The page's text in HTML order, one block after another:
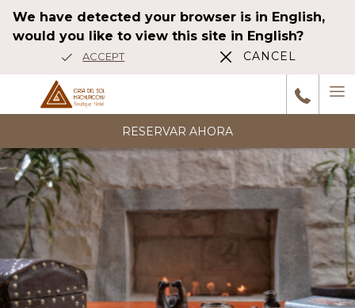
We have detected your browser is in English,
would you like to view this site in English?
ACCEPT CANCEL
RESERVAR AHORA